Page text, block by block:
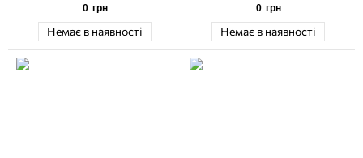
0 грн
Немає в наявності
0 грн
Немає в наявності